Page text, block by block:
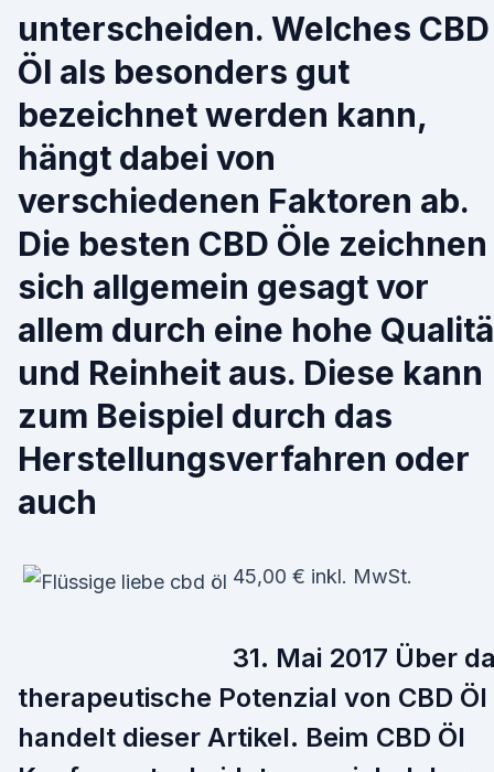
unterscheiden. Welches CBD
Öl als besonders gut
bezeichnet werden kann,
hängt dabei von
verschiedenen Faktoren ab.
Die besten CBD Öle zeichnen
sich allgemein gesagt vor
allem durch eine hohe
und Reinheit aus. Diese kann
zum Beispiel durch das
Herstellungsverfahren oder
auch
45,00 € inkl. MwSt.
31. Mai 2017 Über
therapeutische Potenzial von CBD Öl
handelt dieser Artikel. Beim CBD Öl